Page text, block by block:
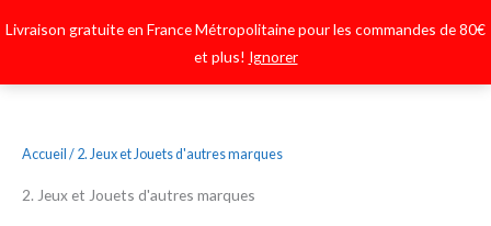
Livraison gratuite en France Métropolitaine pour les commandes de 80€
et plus! Ignorer
au
Main
Menu
Accueil / 2. Jeux et Jouets d'autres marques
2. Jeux et Jouets d'autres marques
Trié
par
moyenne